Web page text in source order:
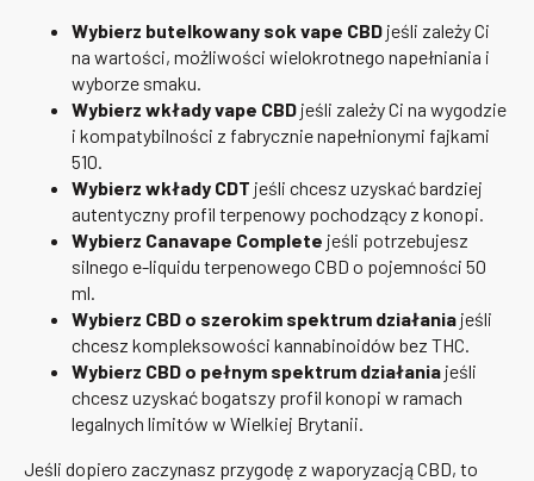
Wybierz butelkowany sok vape CBD jeśli zależy Ci
na wartości, możliwości wielokrotnego napełniania i
wyborze smaku.
Wybierz wkłady vape CBD jeśli zależy Ci na wygodzie
i kompatybilności z fabrycznie napełnionymi fajkami
510.
Wybierz wkłady CDT jeśli chcesz uzyskać bardziej
autentyczny profil terpenowy pochodzący z konopi.
Wybierz Canavape Complete jeśli potrzebujesz
silnego e-liquidu terpenowego CBD o pojemności 50
ml.
Wybierz CBD o szerokim spektrum działania jeśli
chcesz kompleksowości kannabinoidów bez THC.
Wybierz CBD o pełnym spektrum działania jeśli
chcesz uzyskać bogatszy profil konopi w ramach
legalnych limitów w Wielkiej Brytanii.
Jeśli dopiero zaczynasz przygodę z waporyzacją CBD, to